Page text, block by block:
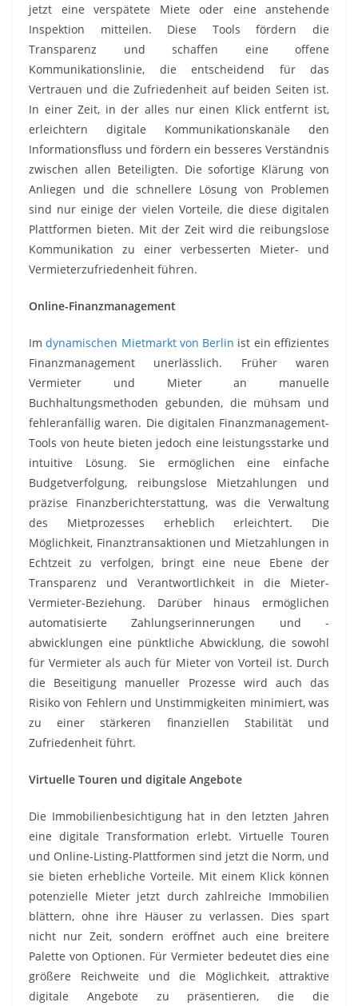
jetzt eine verspätete Miete oder eine anstehende
Inspektion mitteilen. Diese Tools fördern die
Transparenz und schaffen eine offene
Kommunikationslinie, die entscheidend für das
Vertrauen und die Zufriedenheit auf beiden Seiten ist.
In einer Zeit, in der alles nur einen Klick entfernt ist,
erleichtern digitale Kommunikationskanäle den
Informationsfluss und fördern ein besseres Verständnis
zwischen allen Beteiligten. Die sofortige Klärung von
Anliegen und die schnellere Lösung von Problemen
sind nur einige der vielen Vorteile, die diese digitalen
Plattformen bieten. Mit der Zeit wird die reibungslose
Kommunikation zu einer verbesserten Mieter- und
Vermieterzufriedenheit führen.
Online-Finanzmanagement
Imdynamischen Mietmarkt von Berlin ist ein effizientes
Finanzmanagement unerlässlich. Früher waren
Vermieter und Mieter an manuelle
Buchhaltungsmethoden gebunden, die mühsam und
fehleranfällig waren. Die digitalen Finanzmanagement-
Tools von heute bieten jedoch eine leistungsstarke und
intuitive Lösung. Sie ermöglichen eine einfache
Budgetverfolgung, reibungslose Mietzahlungen und
präzise Finanzberichterstattung, was die Verwaltung
des Mietprozesses erheblich erleichtert. Die
Möglichkeit, Finanztransaktionen und Mietzahlungen in
Echtzeit zu verfolgen, bringt eine neue Ebene der
Transparenz und Verantwortlichkeit in die Mieter-
Vermieter-Beziehung. Darüber hinaus ermöglichen
automatisierte Zahlungserinnerungen und -
abwicklungen eine pünktliche Abwicklung, die sowohl
für Vermieter als auch für Mieter von Vorteil ist. Durch
die Beseitigung manueller Prozesse wird auch das
Risiko von Fehlern und Unstimmigkeiten minimiert, was
zu einer stärkeren finanziellen Stabilität und
Zufriedenheit führt.
Virtuelle Touren und digitale Angebote
Die Immobilienbesichtigung hat in den letzten Jahren
eine digitale Transformation erlebt. Virtuelle Touren
und Online-Listing-Plattformen sind jetzt die Norm, und
sie bieten erhebliche Vorteile. Mit einem Klick können
potenzielle Mieter jetzt durch zahlreiche Immobilien
blättern, ohne ihre Häuser zu verlassen. Dies spart
nicht nur Zeit, sondern eröffnet auch eine breitere
Palette von Optionen. Für Vermieter bedeutet dies eine
größere Reichweite und die Möglichkeit, attraktive
digitale Angebote zu präsentieren, die die